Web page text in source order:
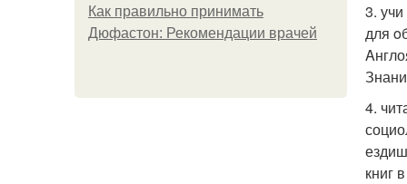
Как правильно принимать
Дюфастон: Рекомендации врачей
3.
для
4.
книг